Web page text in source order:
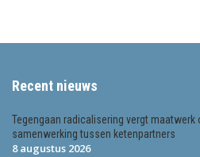
Recent nieuws
Tegengaan radicalisering vergt maatwerk
samenwerking tussen ketenpartners
8 augustus 2026